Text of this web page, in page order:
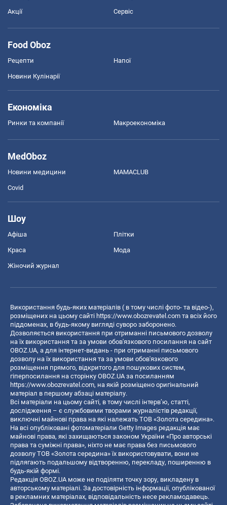
Акції Сервіс
Food Oboz
Рецепти Напої
Новини Кулінарії
Економіка
Ринки та компанії Макроекономіка
MedOboz
Новини медицини MAMACLUB
Covid
Шоу
Афіша Плітки
Краса Мода
Жіночий журнал
Використання будь-яких матеріалів ( в тому числі фото- та відео-),
розміщених на цьому сайті https://www.obozrevatel.com та всіх його
піддоменах, в будь-якому вигляді суворо заборонено.
Дозволяється використання при отриманні письмового дозволу
на їх використання та за умови обов'язкового посилання на сайт
OBOZ.UA, а для інтернет-видань - при отриманні письмового
дозволу на їх використання та за умови обов'язкового
розміщення прямого, відкритого для пошукових систем,
гіперпосилання на сторінку OBOZ.UA за посиланням
https://www.obozrevatel.com, на якій розміщено оригінальний
матеріал в першому абзаці матеріалу.
Всі матеріали на цьому сайті, в тому числі інтерв’ю, статті,
дослідження – є службовими творами журналістів редакції,
виключні майнові права на які належать ТОВ «Золота середина».
На всі опубліковані фотоматеріали Getty Images редакція має
майнові права, які захищаються законом України «Про авторські
права та суміжні права», ніхто не має права без письмового
дозволу ТОВ «Золота середина» їх використовувати, вони не
підлягають подальшому відтворенню, перекладу, поширенню в
будь-якій формі.
Редакція OBOZ.UA може не поділяти точку зору, викладену в
авторському матеріалі. За достовірність інформації, опублікованої
в рекламних матеріалах, відповідальність несе рекламодавець.